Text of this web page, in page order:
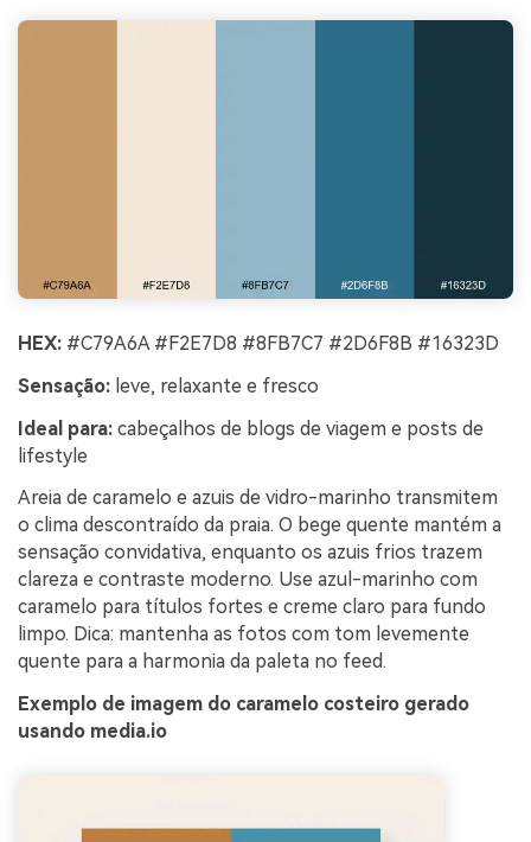
HEX: #C79A6A #F2E7D8 #8FB7C7 #2D6F8B #16323D
Sensação: leve, relaxante e fresco
Ideal para: cabeçalhos de blogs de viagem e posts de
lifestyle
Areia de caramelo e azuis de vidro-marinho transmitem
o clima descontraído da praia. O bege quente mantém a
sensação convidativa, enquanto os azuis frios trazem
clareza e contraste moderno. Use azul-marinho com
caramelo para títulos fortes e creme claro para fundo
limpo. Dica: mantenha as fotos com tom levemente
quente para a harmonia da paleta no feed.
Exemplo de imagem do caramelo costeiro gerado
usando media.io